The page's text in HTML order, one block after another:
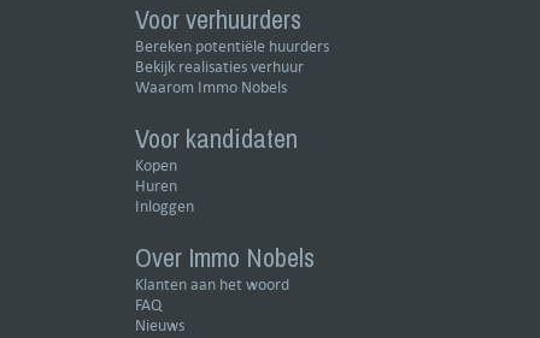
Voor verhuurders
Bereken potentiële huurders
Bekijk realisaties verhuur
Waarom Immo Nobels
Voor kandidaten
Kopen
Huren
Inloggen
Over Immo Nobels
Klanten aan het woord
FAQ
Nieuws